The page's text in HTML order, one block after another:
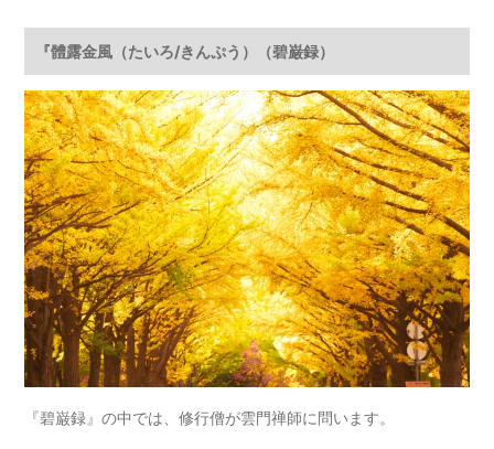
『體露金風（たいろ/きんぷう）（碧巌録）
『碧巌録』の中では、修行僧が雲門禅師に問います。